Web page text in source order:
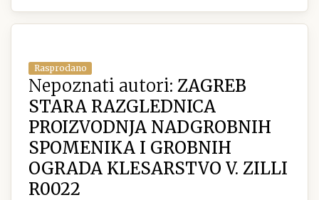
Rasprodano
Nepoznati autori: ZAGREB
STARA RAZGLEDNICA
PROIZVODNJA NADGROBNIH
SPOMENIKA I GROBNIH
OGRADA KLESARSTVO V. ZILLI
R0022